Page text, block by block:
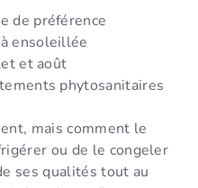
de préférence
ensoleillée
et août
phytosanitaires
mais comment le
ou de le congeler
ses qualités tout au